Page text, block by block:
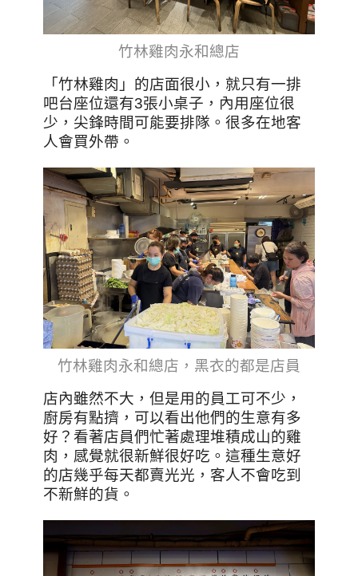
竹林雞肉永和總店
「竹林雞肉」的店面很小，就只有一排
吧台座位還有3張小桌子，內用座位很
少，尖鋒時間可能要排隊。很多在地客
人會買外帶。
竹林雞肉永和總店，黑衣的都是店員
店內雖然不大，但是用的員工可不少，
廚房有點擠，可以看出他們的生意有多
好？看著店員們忙著處理堆積成山的雞
肉，感覺就很新鮮很好吃。這種生意好
的店幾乎每天都賣光光，客人不會吃到
不新鮮的貨。